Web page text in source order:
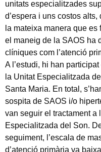
unitats especialitzades
d’espera i uns costos
la mateixa manera que
el maneig de la SAOS ha
clíniques com l’atenció
A l’estudi, hi han
la Unitat Especialitzada
Santa Maria. En total,
sospita de SAOS i/o
van seguir el tractament a
Especialitzada del Son.
seguiment, l’escala de
d’atenció primària va